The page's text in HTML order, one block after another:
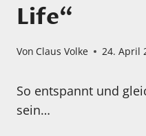
Life“
Von Claus Volke 24. April
So entspannt und
sein…